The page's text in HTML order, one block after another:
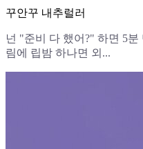
꾸안꾸 내추럴러
넌 "준비 다 했어?" 하면 5
림에 립밤 하나면 외...